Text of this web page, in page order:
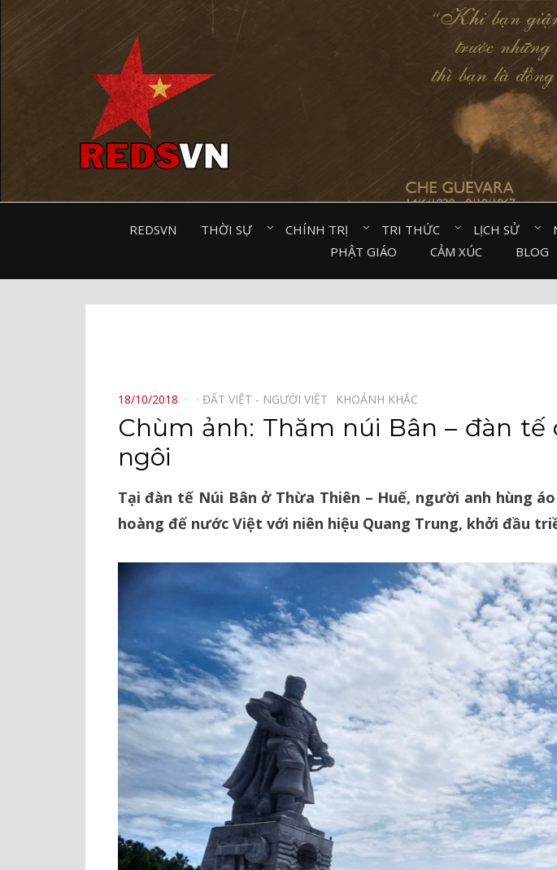
REDSVN THỜI SỰ⠀ CHÍNH TRỊ⠀ TRI THỨC⠀ LỊCH SỬ⠀
PHẬT GIÁO⠀
CẢM XÚC⠀ BLOG⠀
POSTED
ON
18/10/2018 ĐẤT VIỆT - NGƯỜI VIỆT⠀ KHOẢNH KHẮC⠀
Chùm ảnh: Thăm núi Bân – đàn
ngôi
Tại đàn tế Núi Bân ở Thừa Thiên – Huế, người anh hùng
hoàng đế nước Việt với niên hiệu Quang Trung, khởi đầu